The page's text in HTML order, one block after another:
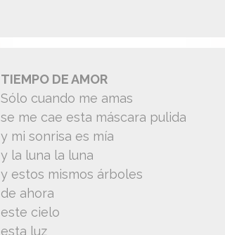
TIEMPO DE AMOR
Sólo cuando me amas
se me cae esta máscara pulida
y mi sonrisa es mía
y la luna la luna
y estos mismos árboles
de ahora
este cielo
esta luz